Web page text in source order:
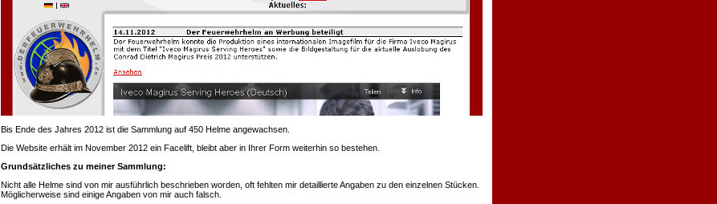
Bis Ende des Jahres 2012 ist die Sammlung auf 450 Helme angewachsen.
Die Website erhält im November 2012 ein Facelift, bleibt aber in Ihrer Form weiterhin so bestehen.
Grundsätzliches zu meiner Sammlung:
Nicht alle Helme sind von mir ausführlich beschrieben worden, oft fehlten mir detaillierte Angaben zu den einzelnen Stücken.
Möglicherweise sind einige Angaben von mir auch falsch.